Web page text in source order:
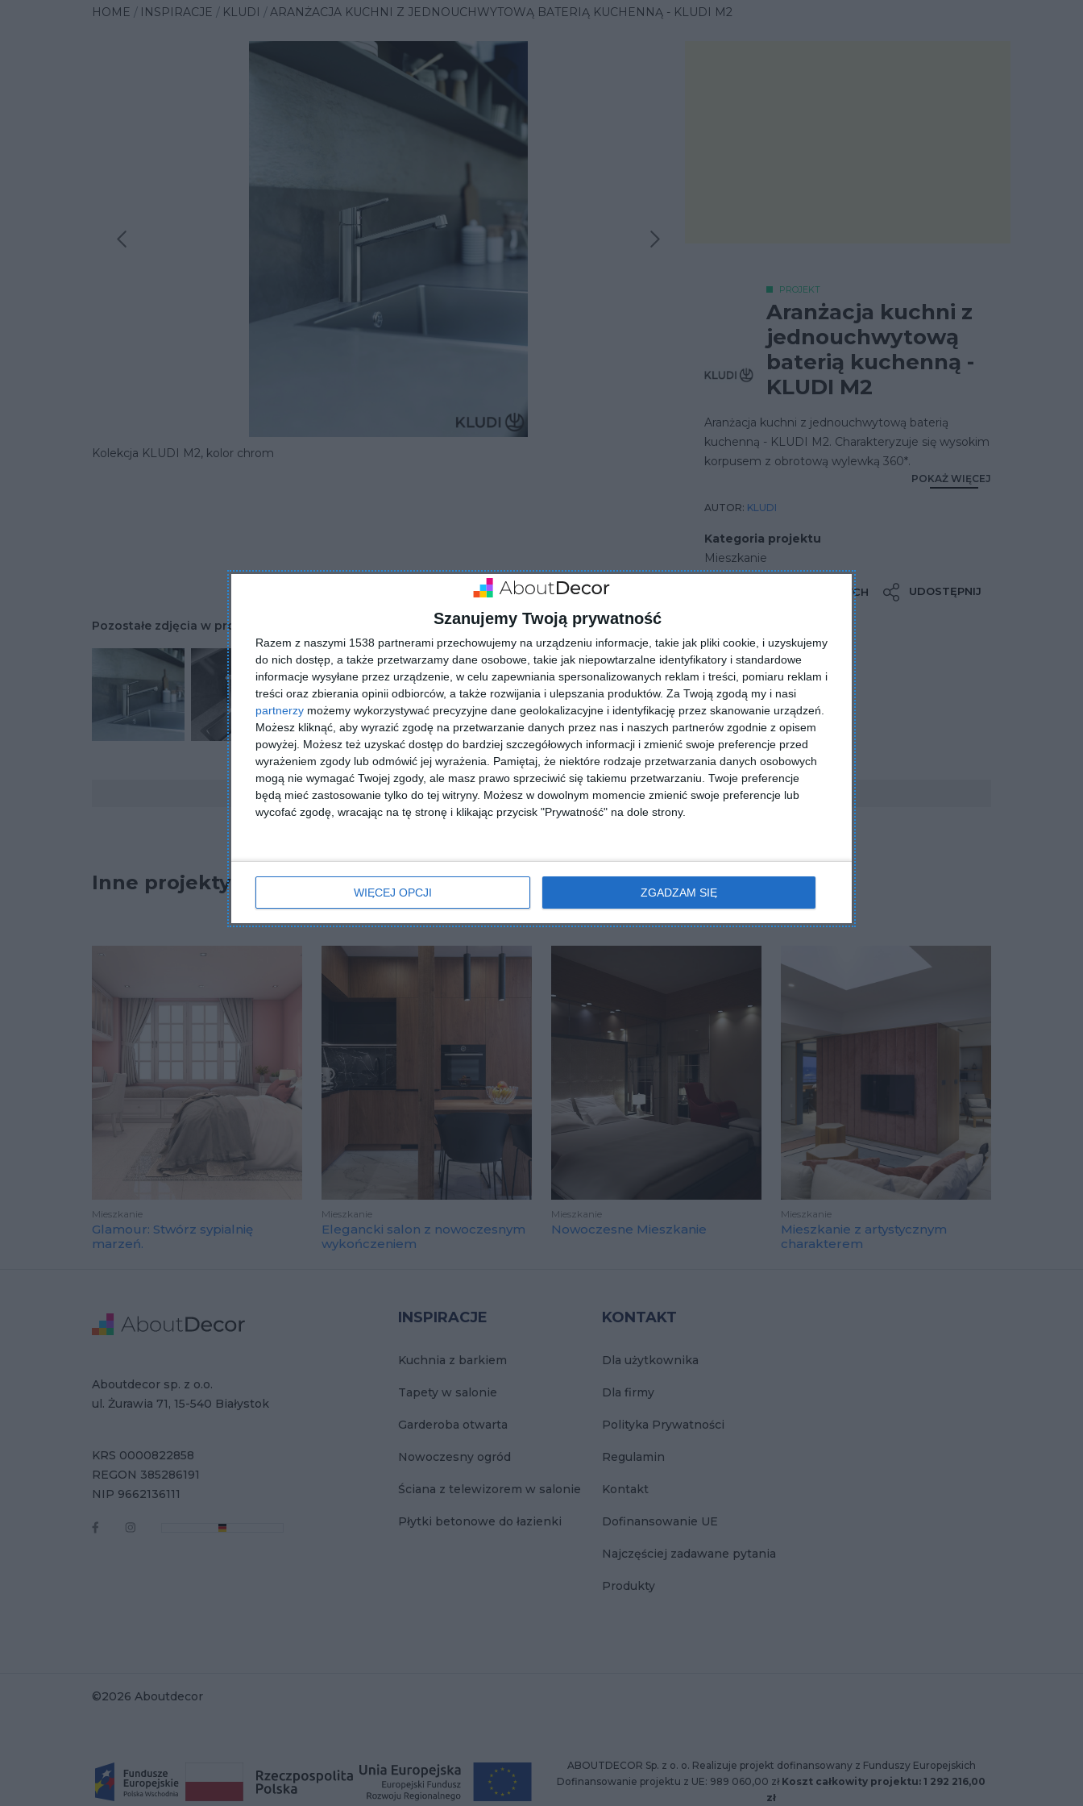
Szanujemy Twoją prywatność
Razem z naszymi 1538 partnerami przechowujemy na urządzeniu informacje, takie jak pliki cookie, i uzyskujemy
do nich dostęp, a także przetwarzamy dane osobowe, takie jak niepowtarzalne identyfikatory i standardowe
informacje wysyłane przez urządzenie, w celu zapewniania spersonalizowanych reklam i treści, pomiaru reklam i
treści oraz zbierania opinii odbiorców, a także rozwijania i ulepszania produktów. Za Twoją zgodą my i nasi
partnerzy możemy wykorzystywać precyzyjne dane geolokalizacyjne i identyfikację przez skanowanie urządzeń.
Możesz kliknąć, aby wyrazić zgodę na przetwarzanie danych przez nas i naszych partnerów zgodnie z opisem
powyżej. Możesz też uzyskać dostęp do bardziej szczegółowych informacji i zmienić swoje preferencje przed
wyrażeniem zgody lub odmówić jej wyrażenia.
Pamiętaj, że niektóre rodzaje przetwarzania danych osobowych
mogą nie wymagać Twojej zgody, ale masz prawo sprzeciwić się takiemu przetwarzaniu. Twoje preferencje
będą mieć zastosowanie tylko do tej witryny. Możesz w dowolnym momencie zmienić swoje preferencje lub
wycofać zgodę, wracając na tę stronę i klikając przycisk "Prywatność" na dole strony.
WIĘCEJ OPCJI ZGADZAM SIĘ
HOME INSPIRACJE KLUDI ARANŻACJA KUCHNI Z JEDNOUCHWYTOWĄ BATERIĄ KUCHENNĄ - KLUDI M2
Poprzednia inspiracjaNastępna inspiracja
Kolekcja KLUDI M2, kolor chrom
PROJEKT
Aranżacja kuchni z
jednouchwytową
baterią kuchenną -
KLUDI M2
Aranżacja kuchni z jednouchwytową baterią
kuchenną - KLUDI M2. Charakteryzuje się wysokim
korpusem z obrotową wylewką 360*.
POKAŻ WIĘCEJ
AUTOR: KLUDI
Kategoria projektu
Mieszkanie
DODAJ DO ULUBIONYCH UDOSTĘPNIJ
Pozostałe zdjęcia w projekcie: Aranżacja kuchni z jednouchwytową baterią kuchenną - KLUDI M2
ZADAJ PYTANIE
Inne projekty
Mieszkanie
Glamour: Stwórz sypialnię
marzeń.
Mieszkanie
Elegancki salon z nowoczesnym
wykończeniem
Mieszkanie
Nowoczesne Mieszkanie
Mieszkanie
Mieszkanie z artystycznym
charakterem
INSPIRACJE
Kuchnia z barkiem
Tapety w salonie
Garderoba otwarta
Nowoczesny ogród
Ściana z telewizorem w salonie
Płytki betonowe do łazienki
KONTAKT
Dla użytkownika
Dla firmy
Polityka Prywatności
Regulamin
Kontakt
Dofinansowanie UE
Najczęściej zadawane pytania
Produkty
Adres
Aboutdecor sp. z o.o.
ul. Żurawia 71, 15-540 Białystok
Dane Firmy
KRS 0000822858
REGON 385286191
NIP 9662136111
©2026 Aboutdecor
ABOUTDECOR Sp. z o. o. Realizuje projekt dofinansowany z Funduszy Europejskich
Dofinansowanie projektu z UE: 989 060,00 zł Koszt całkowity projektu: 1 292 216,00
zł